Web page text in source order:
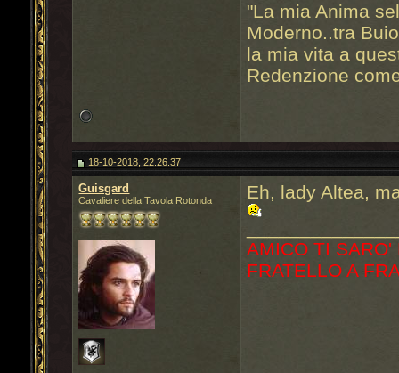
"La mia Anima
Moderno..tra
la mia vita a
Redenzione
18-10-2018, 22.26.37
Guisgard
Cavaliere della Tavola Rotonda
Eh, lady Altea,
AMICO TI SARO'
FRATELLO A